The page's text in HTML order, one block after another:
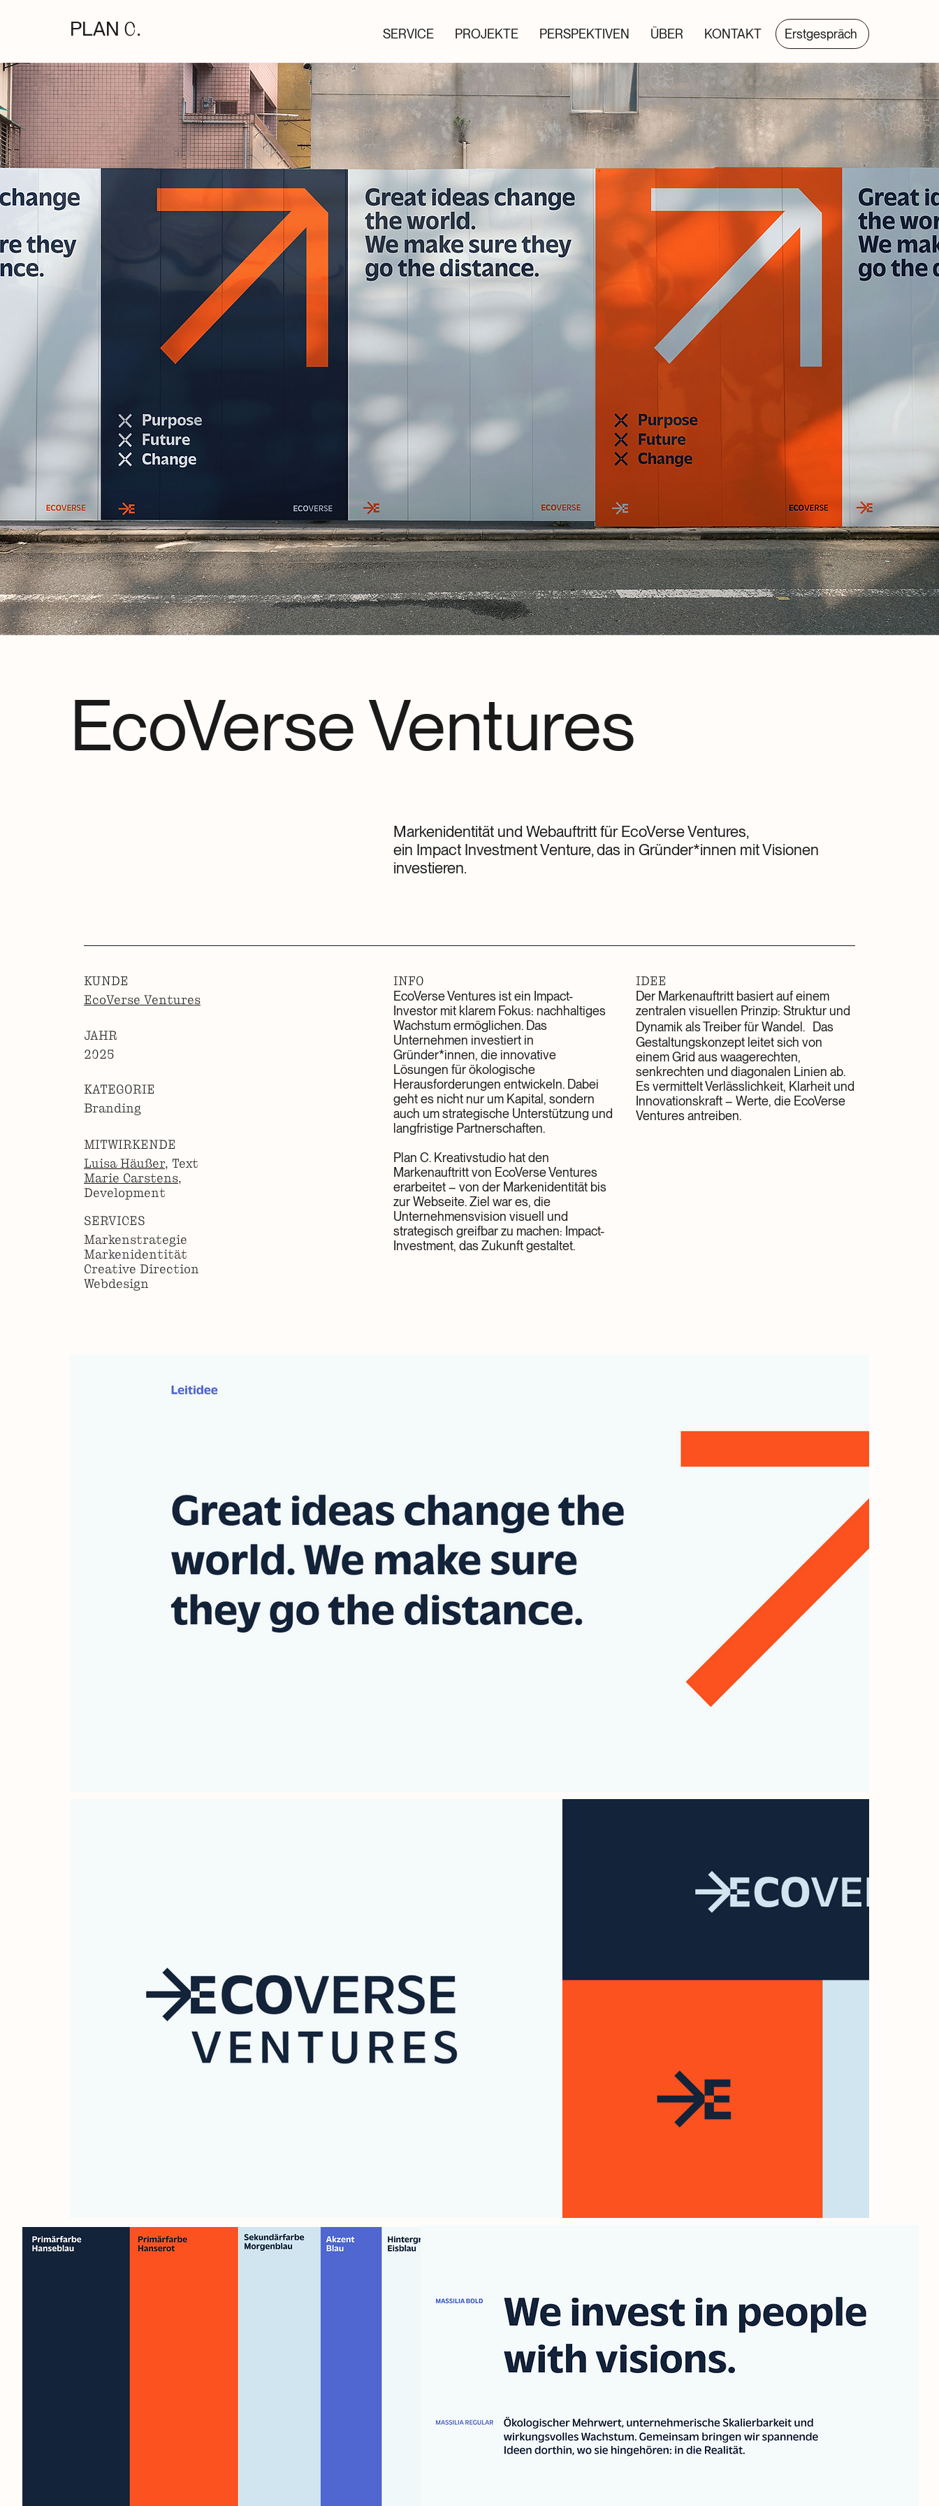
PLAN C. SERVICE PROJEKTE PERSPEKTIVEN ÜBER KONTAKT Erstgespräch
EcoVerse Ventures
Markenidentität und Webauftritt für EcoVerse Ventures,
ein Impact Investment Venture, das in Gründer*innen mit Visionen
investieren.
KUNDE
EcoVerse Ventures
JAHR
2025
KATEGORIE
Branding
MITWIRKENDE
Luisa Häußer, Text
Marie Carstens,
Development
SERVICES
Markenstrategie
Markenidentität
Creative Direction
Webdesign
INFO
EcoVerse Ventures ist ein Impact-
Investor mit klarem Fokus: nachhaltiges
Wachstum ermöglichen. Das
Unternehmen investiert in
Gründer*innen, die innovative
Lösungen für ökologische
Herausforderungen entwickeln. Dabei
geht es nicht nur um Kapital, sondern
auch um strategische Unterstützung und
langfristige Partnerschaften.
Plan C. Kreativstudio hat den
Markenauftritt von EcoVerse Ventures
erarbeitet – von der Markenidentität bis
zur Webseite. Ziel war es, die
Unternehmensvision visuell und
strategisch greifbar zu machen: Impact-
Investment, das Zukunft gestaltet.
IDEE
Der Markenauftritt basiert auf einem
zentralen visuellen Prinzip: Struktur und
Dynamik als Treiber für Wandel. Das
Gestaltungskonzept leitet sich von
einem Grid aus waagerechten,
senkrechten und diagonalen Linien ab.
Es vermittelt Verlässlichkeit, Klarheit und
Innovationskraft – Werte, die EcoVerse
Ventures antreiben.